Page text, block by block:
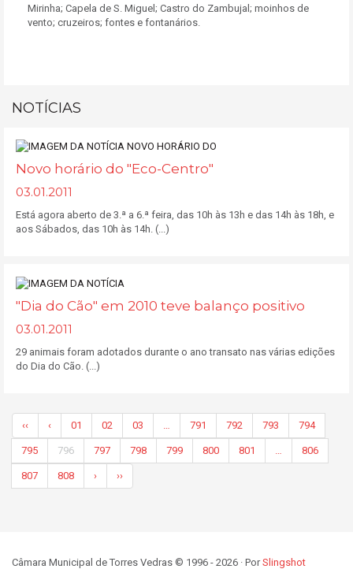
Mirinha; Capela de S. Miguel; Castro do Zambujal; moinhos de
vento; cruzeiros; fontes e fontanários.
NOTÍCIAS
Novo horário do "Eco-Centro"
03.01.2011
Está agora aberto de 3.ª a 6.ª feira, das 10h às 13h e das 14h às 18h, e
aos Sábados, das 10h às 14h. (...)
"Dia do Cão" em 2010 teve balanço positivo
03.01.2011
29 animais foram adotados durante o ano transato nas várias edições
do Dia do Cão. (...)
‹‹ ‹ 01 02 03 791 792 793 794
795 796 797 798 799 800 801 806
807 808 › ››
Câmara Municipal de Torres Vedras © 1996 - 2026 · PorSlingshot